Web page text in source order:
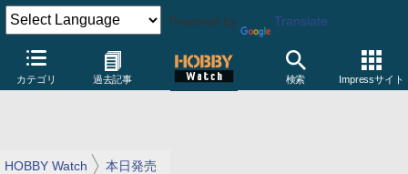
Powered by Translate
カテゴリ 過去記事 検索 Impressサイト
HOBBY Watch 本日発売